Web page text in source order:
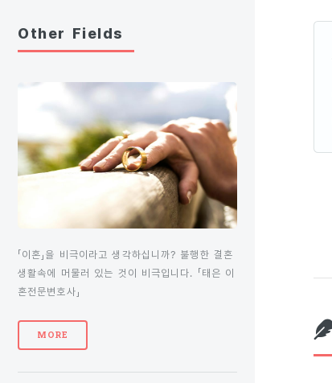
Other Fields
「이혼」을 비극이라고 생각하십니까? 불행한 결혼
생활속에 머물러 있는 것이 비극입니다. 「태은 이
혼전문변호사」
MORE